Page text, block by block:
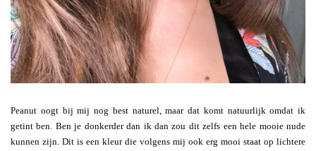
Peanut oogt bij mij nog best naturel, maar dat komt natuurlijk omdat ik
getint ben. Ben je donkerder dan ik dan zou dit zelfs een hele mooie nude
kunnen zijn. Dit is een kleur die volgens mij ook erg mooi staat op lichtere